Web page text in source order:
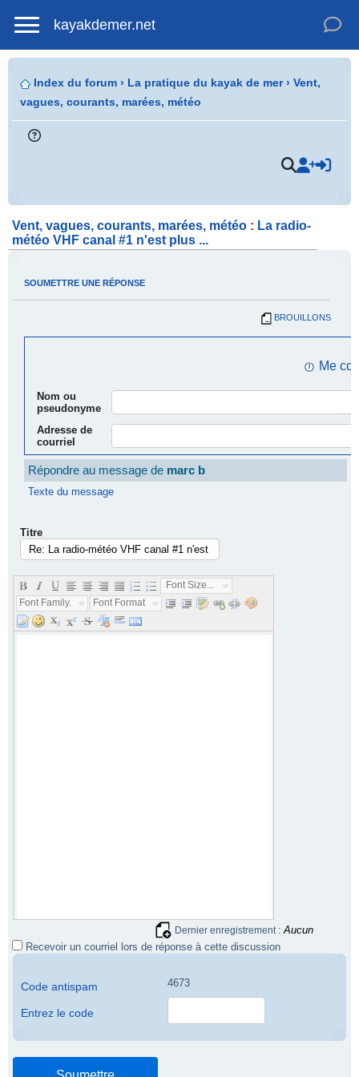
kayakdemer.net
Index du forum › La pratique du kayak de mer› Vent,
vagues, courants, marées, météo
Vent, vagues, courants, marées, météo : La radio-
météo VHF canal #1 n'est plus ...
SOUMETTRE UNE RÉPONSE
BROUILLONS
Me
Nom ou
pseudonyme
Adresse de
courriel
Répondre au message de marc b
Texte du message
Titre
Font Size...
Font Family...
Font Format...
Dernier enregistrement : Aucun
Recevoir un courriel lors de réponse à cette discussion
Code antispam 4673
Entrez le code